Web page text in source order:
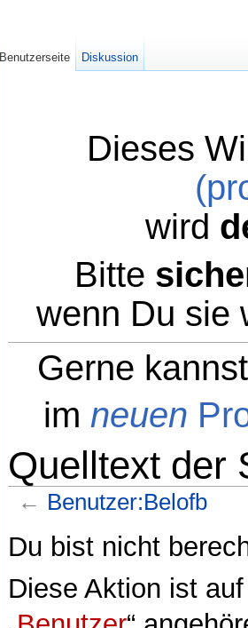
Dieses
wird
Bitte
wenn Du sie
Gerne
im neuen
Quelltext der
← Benutzer:Belofb
Du bist nicht
Diese Aktion ist
Benutzerseite Diskussion